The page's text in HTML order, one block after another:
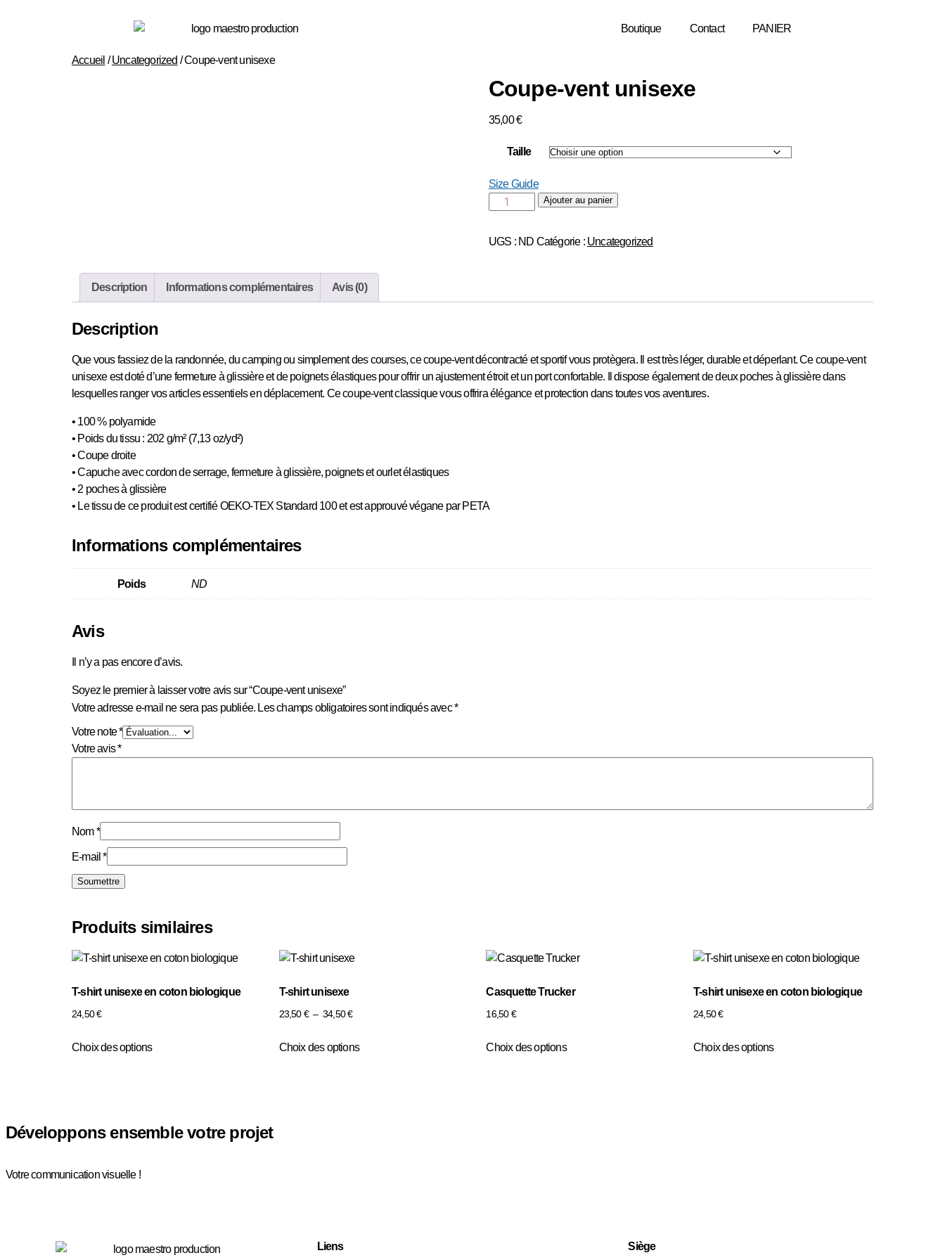
Boutique Contact PANIER
Accueil /Uncategorized / Coupe-vent unisexe
Coupe-vent unisexe
35,00€
Taille
Size Guide
Ajouter au panier
UGS : ND Catégorie : Uncategorized
Description Informations complémentaires Avis (0)
Description
Que vous fassiez de la randonnée, du camping ou simplement des courses, ce coupe-vent décontracté et sportif vous protègera. Il est très léger, durable et déperlant. Ce coupe-vent
unisexe est doté d’une fermeture à glissière et de poignets élastiques pour offrir un ajustement étroit et un port confortable. Il dispose également de deux poches à glissière dans
lesquelles ranger vos articles essentiels en déplacement. Ce coupe-vent classique vous offrira élégance et protection dans toutes vos aventures.
• 100 % polyamide
• Poids du tissu : 202 g/m² (7,13 oz/yd²)
• Coupe droite
• Capuche avec cordon de serrage, fermeture à glissière, poignets et ourlet élastiques
• 2 poches à glissière
• Le tissu de ce produit est certifié OEKO-TEX Standard 100 et est approuvé végane par PETA
Informations complémentaires
Poids ND
Avis
Il n’y a pas encore d’avis.
Soyez le premier à laisser votre avis sur “Coupe-vent unisexe”
Votre adresse e-mail ne sera pas publiée. Les champs obligatoires sont indiqués avec*
Votre note*
Votre avis*
Nom*
E-mail*
Produits similaires
T-shirt unisexe en coton biologique
24,50€
Choix des options
T-shirt unisexe
23,50 € – 34,50€
Choix des options
Casquette Trucker
16,50 €
Choix des options
T-shirt unisexe en coton biologique
24,50€
Choix des options
Développons ensemble votre projet
Votre communication visuelle !
Liens Siège